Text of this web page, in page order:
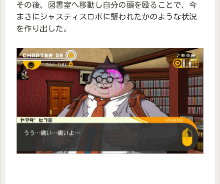
その後、図書室へ移動し自分の頭を殴ることで、今
まさにジャスティスロボに襲われたかのような状況
を作り出した。